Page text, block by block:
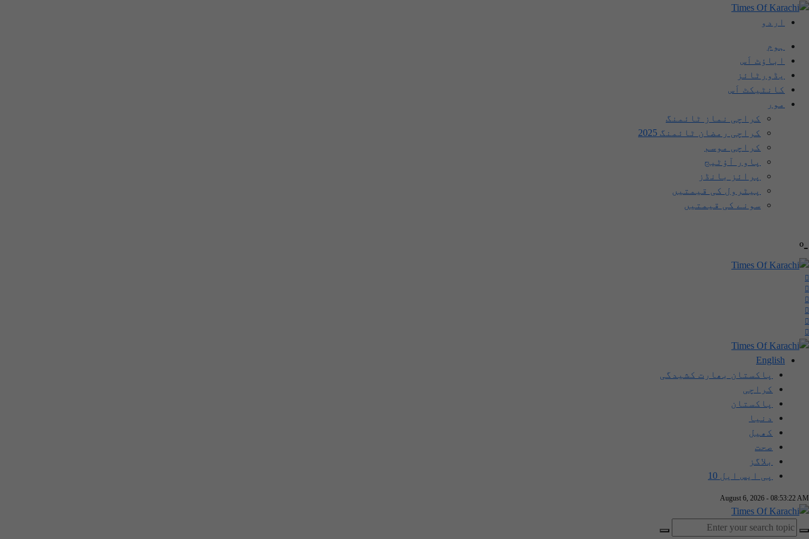
اردو
ہوم
اباؤٹ اَس
یڈورٹائز
کانٹیکٹ اَس
مور
کراچی نماز ٹائمنگ
کراچی رمضان ٹائمنگ 2025
کراچی موسم
پاور آؤٹیج
پرائز بانڈز
پیٹرول کی قیمتیں
سونے کی قیمتیں
-º
English
پاکستان بھارت کشیدگی
کراچی
پاکستان
دنیا
کھیل
صحت
بلاگز
پی ایس ایل 10
August 6, 2026 - 08:53:22 AM